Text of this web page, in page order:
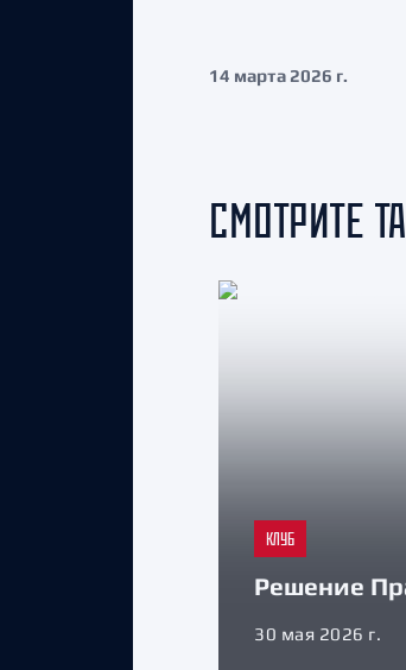
14 марта 2026 г.
СМОТРИТЕ
КЛУБ
Решение
30 мая 2026 г.